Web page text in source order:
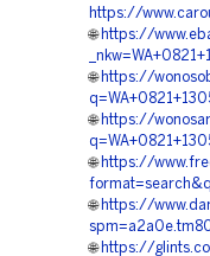
https://
🌐 https://
🌐 https://
🌐 https://
🌐 https://
🌐 https://
🌐 https://